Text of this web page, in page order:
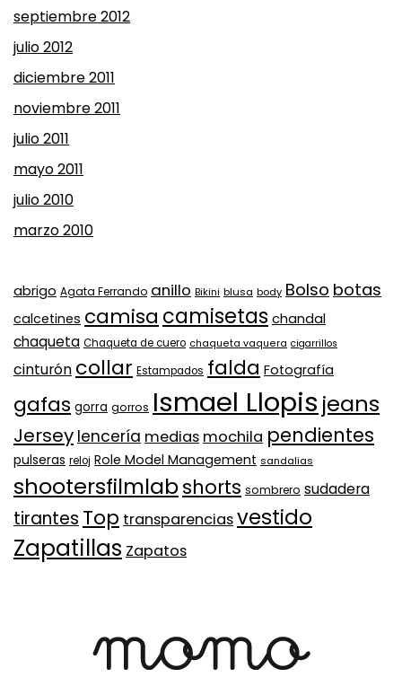
septiembre 2012
julio 2012
diciembre 2011
noviembre 2011
julio 2011
mayo 2011
julio 2010
marzo 2010
abrigo Agata Ferrando anillo Bikini blusa body Bolso botas
calcetines camisa camisetas chandal
chaqueta Chaqueta de cuero chaqueta vaquera cigarrillos
cinturón collar Estampados falda Fotografía
gafas gorra gorros Ismael Llopis jeans
Jersey lencería medias mochila pendientes
pulseras reloj Role Model Management sandalias
shootersfilmlabshorts sombrero sudadera
tirantes Top transparenciasvestido
Zapatillas Zapatos